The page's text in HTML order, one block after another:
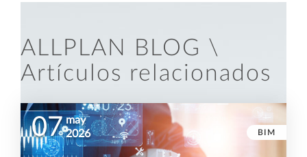
ALLPLAN BLOG \
Artículos relacionados
BIM
07 may
2026